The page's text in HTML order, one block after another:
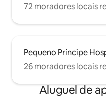
72 moradores locais
Pequeno Príncipe
26 moradores locais
Aluguel de